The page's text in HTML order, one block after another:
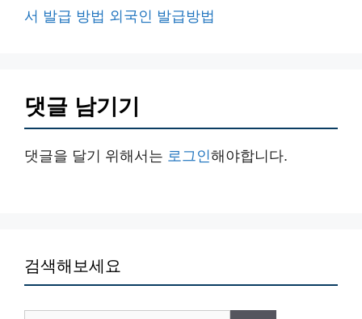
서 발급 방법 외국인 발급방법
댓글 남기기
댓글을 달기 위해서는 로그인해야합니다.
검색해보세요